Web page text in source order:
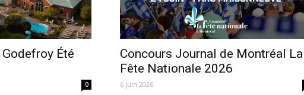
Été
0
Concours Journal de Montréal La
Fête Nationale 2026
6 juin 2026